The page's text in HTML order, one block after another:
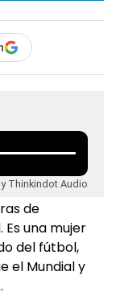
Thinkindot Audio
de
una mujer
del fútbol,
el Mundial y